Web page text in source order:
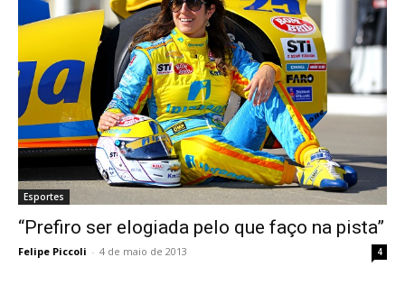
Esportes
“Prefiro ser elogiada pelo que faço na pista”
Felipe Piccoli - 4 de maio de 2013 4